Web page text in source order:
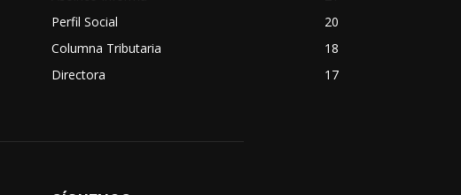
Perfil Social
20
Columna Tributaria
18
Directora
17